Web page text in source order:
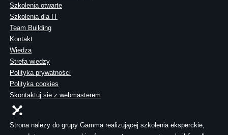
Szkolenia otwarte
Szkolenia dla IT
Team Building
Kontakt
Wiedza
Strefa wiedzy
Polityka prywatności
Polityka cookies
Skontaktuj sie z webmasterem
Strona należy do grupy Gamma realizującej szkolenia eksperckie,